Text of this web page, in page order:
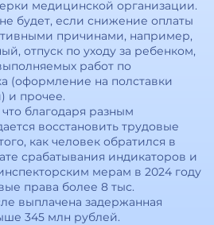
медицинской организации.
будет, если снижение оплаты
причинами, например,
отпуск по уходу за ребенком,
работ по
(оформление на полставки
и прочее.
благодаря разным
восстановить трудовые
как человек обратился в
срабатывания индикаторов и
мерам в 2024 году
права более 8 тыс.
выплачена задержанная
345 млн рублей.